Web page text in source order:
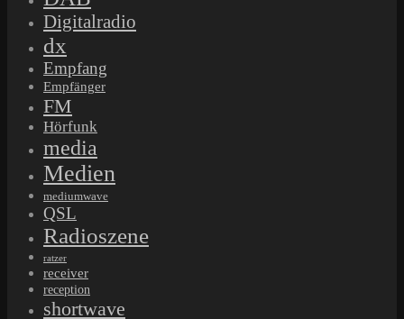
Digitalradio
dx
Empfang
Empfänger
FM
Hörfunk
media
Medien
mediumwave
QSL
Radioszene
ratzer
receiver
reception
shortwave